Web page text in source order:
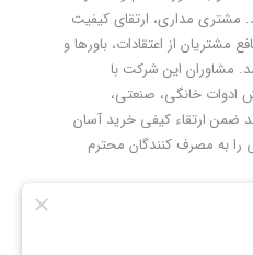
مداری، ارتقای کیفیت
مشتریان از اعتقادات، باورها و
مشاوران این شرکت با
ادوات خانگی، صنعتی،
ضمن ارتقاء کیفی خرید آسان
به مصرف کنندگان محترم